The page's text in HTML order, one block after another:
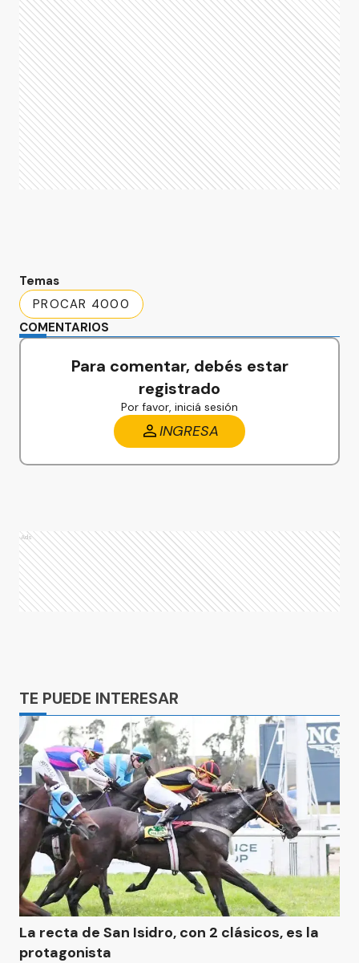
Temas
PROCAR 4000
COMENTARIOS
Para comentar, debés estar
registrado
Por favor, iniciá sesión
INGRESA
Ads
TE PUEDE INTERESAR
La recta de San Isidro, con 2 clásicos, es la
protagonista